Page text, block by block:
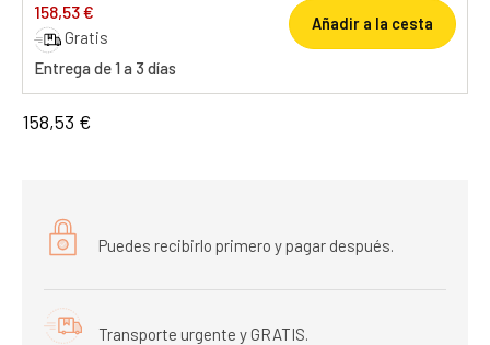
158,53 €
Gratis
Entrega de 1 a 3 días
Añadir a la cesta
158,53 €
Puedes recibirlo primero y pagar después.
Transporte urgente y GRATIS.